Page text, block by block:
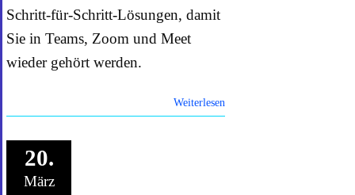
Schritt-für-Schritt-Lösungen, damit
Sie in Teams, Zoom und Meet
wieder gehört werden.
Weiterlesen
20.
März